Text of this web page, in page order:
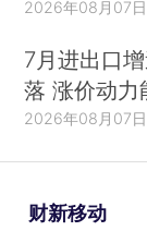
2026年08月07日
7月进出口
落 涨价动力
2026年08月07日
财新移动